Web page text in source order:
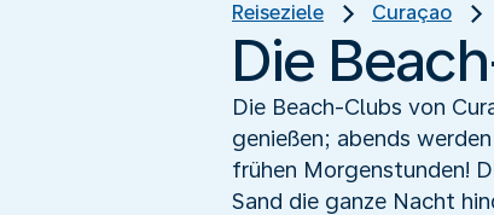
Reiseziele Curaçao
Die
Die Beach-Clubs von
genießen; abends
frühen Morgenstunden!
Sand die ganze Nacht